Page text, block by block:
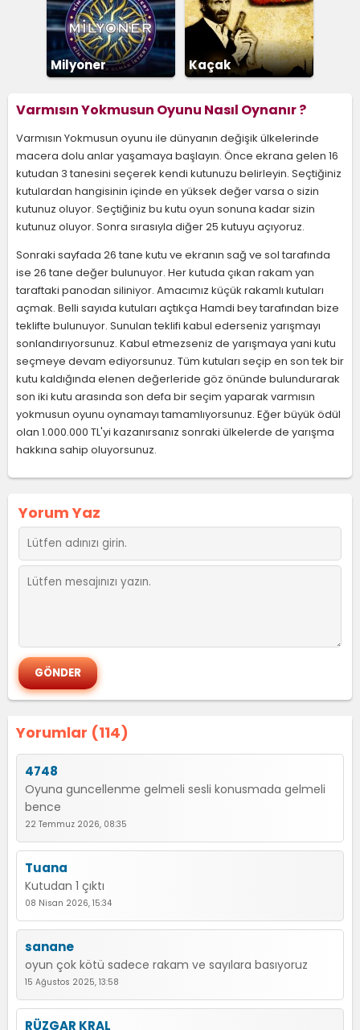
Milyoner Kaçak
Varmısın Yokmusun Oyunu Nasıl Oynanır ?
Varmısın Yokmusun oyunu ile dünyanın değişik ülkelerinde
macera dolu anlar yaşamaya başlayın. Önce ekrana gelen 16
kutudan 3 tanesini seçerek kendi kutunuzu belirleyin. Seçtiğiniz
kutulardan hangisinin içinde en yüksek değer varsa o sizin
kutunuz oluyor. Seçtiğiniz bu kutu oyun sonuna kadar sizin
kutunuz oluyor. Sonra sırasıyla diğer 25 kutuyu açıyoruz.
Sonraki sayfada 26 tane kutu ve ekranın sağ ve sol tarafında
ise 26 tane değer bulunuyor. Her kutuda çıkan rakam yan
taraftaki panodan siliniyor. Amacımız küçük rakamlı kutuları
açmak. Belli sayıda kutuları açtıkça Hamdi bey tarafından bize
teklifte bulunuyor. Sunulan teklifi kabul ederseniz yarışmayı
sonlandırıyorsunuz. Kabul etmezseniz de yarışmaya yani kutu
seçmeye devam ediyorsunuz. Tüm kutuları seçip en son tek bir
kutu kaldığında elenen değerleride göz önünde bulundurarak
son iki kutu arasında son defa bir seçim yaparak varmısın
yokmusun oyunu oynamayı tamamlıyorsunuz. Eğer büyük ödül
olan 1.000.000 TL'yi kazanırsanız sonraki ülkelerde de yarışma
hakkına sahip oluyorsunuz.
Yorumlar (114)
4748
Oyuna guncellenme gelmeli sesli konusmada gelmeli
bence
22 Temmuz 2026, 08:35
Tuana
Kutudan 1 çıktı
08 Nisan 2026, 15:34
sanane
oyun çok kötü sadece rakam ve sayılara basıyoruz
15 Ağustos 2025, 13:58
RÜZGAR KRAL
Yorum Yaz